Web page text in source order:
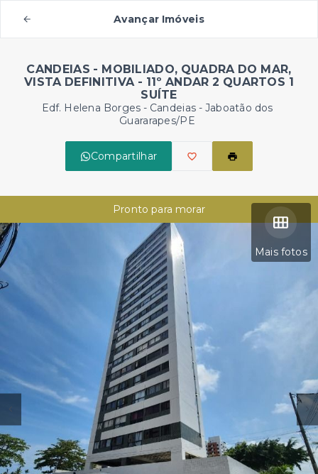
Avançar Imóveis
CANDEIAS - MOBILIADO, QUADRA DO MAR,
VISTA DEFINITIVA - 11º ANDAR 2 QUARTOS 1
SUÍTE
Edf. Helena Borges - Candeias - Jaboatão dos
Guararapes/PE
Compartilhar
Mais fotos
Pronto para morar